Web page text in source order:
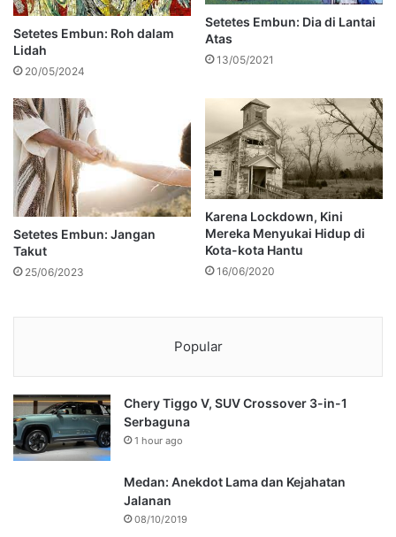
Setetes Embun: Roh dalam
Lidah
20/05/2024
Setetes Embun: Dia di Lantai
Atas
13/05/2021
Setetes Embun: Jangan
Takut
25/06/2023
Karena Lockdown, Kini
Mereka Menyukai Hidup di
Kota-kota Hantu
16/06/2020
Popular
Chery Tiggo V, SUV Crossover 3-in-1
Serbaguna
1 hour ago
Medan: Anekdot Lama dan Kejahatan
Jalanan
08/10/2019